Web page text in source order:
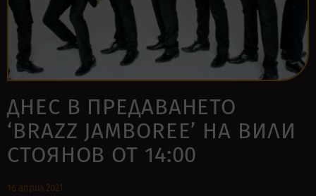
ДНЕС В ПРЕДАВАНЕТО
‘BRAZZ JAMBOREE’ НА ВИЛИ
СТОЯНОВ ОТ 14:00
16 април 2021